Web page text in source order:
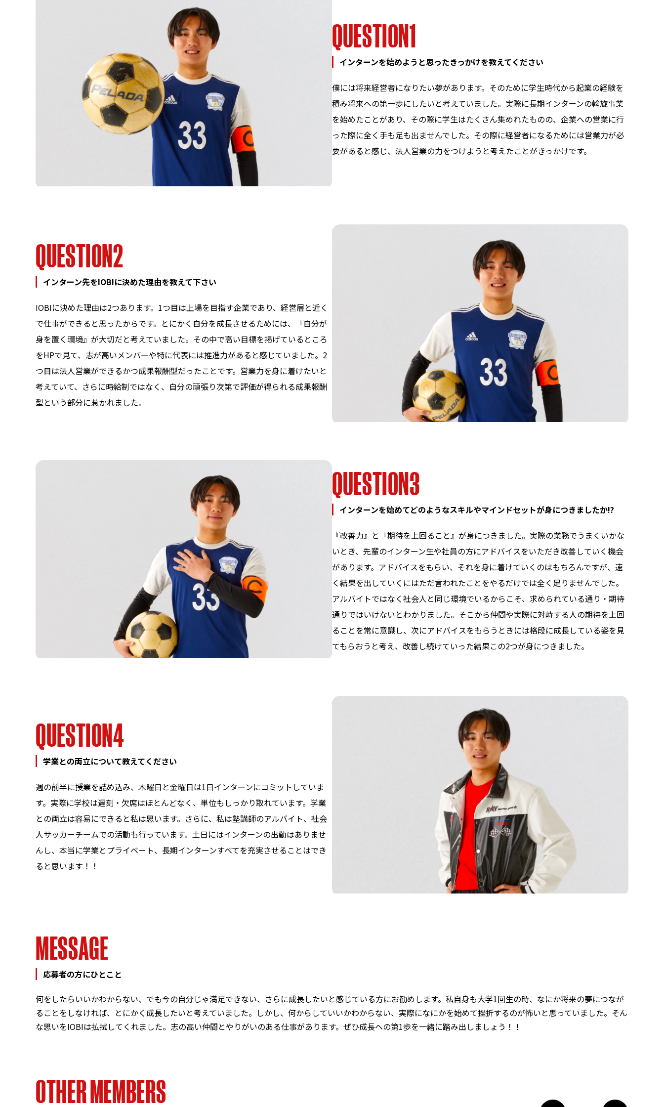
CONCEPT私たちの理念
COMPANY 事業一覧
NEWS
QUESTION1
インターンを始めようと思ったきっかけを教えてください
僕には将来経営者になりたい夢があります。そのために学生時代から起業の経験を
積み将来への第一歩にしたいと考えていました。実際に長期インターンの斡旋事業
を始めたことがあり、その際に学生はたくさん集めれたものの、企業への営業に行
った際に全く手も足も出ませんでした。その際に経営者になるためには営業力が必
要があると感じ、法人営業の力をつけようと考えたことがきっかけです。
QUESTION2
インターン先をIOBIに決めた理由を教えて下さい
IOBIに決めた理由は2つあります。1つ目は上場を目指す企業であり、経営層と近く
で仕事ができると思ったからです。とにかく自分を成長させるためには、『自分が
身を置く環境』が大切だと考えていました。その中で高い目標を掲げているところ
をHPで見て、志が高いメンバーや特に代表には推進力があると感じていました。2
つ目は法人営業ができるかつ成果報酬型だったことです。営業力を身に着けたいと
考えていて、さらに時給制ではなく、自分の頑張り次第で評価が得られる成果報酬
型という部分に惹かれました。
QUESTION3
インターンを始めてどのようなスキルやマインドセットが身につきましたか!?
『改善力』と『期待を上回ること』が身につきました。実際の業務でうまくいかな
いとき、先輩のインターン生や社員の方にアドバイスをいただき改善していく機会
があります。アドバイスをもらい、それを身に着けていくのはもちろんですが、速
く結果を出していくにはただ言われたことをやるだけでは全く足りませんでした。
アルバイトではなく社会人と同じ環境でいるからこそ、求められている通り・期待
通りではいけないとわかりました。そこから仲間や実際に対峙する人の期待を上回
ることを常に意識し、次にアドバイスをもらうときには格段に成長している姿を見
てもらおうと考え、改善し続けていった結果この2つが身につきました。
QUESTION4
学業との両立について教えてください
週の前半に授業を詰め込み、木曜日と金曜日は1日インターンにコミットしていま
す。実際に学校は遅刻・欠席はほとんどなく、単位もしっかり取れています。学業
との両立は容易にできると私は思います。さらに、私は塾講師のアルバイト、社会
人サッカーチームでの活動も行っています。土日にはインターンの出勤はありませ
んし、本当に学業とプライベート、長期インターンすべてを充実させることはでき
ると思います！！
MESSAGE
応募者の方にひとこと
何をしたらいいかわからない、でも今の自分じゃ満足できない、さらに成長したいと感じている方にお勧めします。私自身も大学1回生の時、なにか将来の夢につなが
ることをしなければ、とにかく成長したいと考えていました。しかし、何からしていいかわからない、実際になにかを始めて挫折するのが怖いと思っていました。そん
な思いをIOBIは払拭してくれました。志の高い仲間とやりがいのある仕事があります。ぜひ成長への第1歩を一緒に踏み出しましょう！！
OTHERMEMBERS